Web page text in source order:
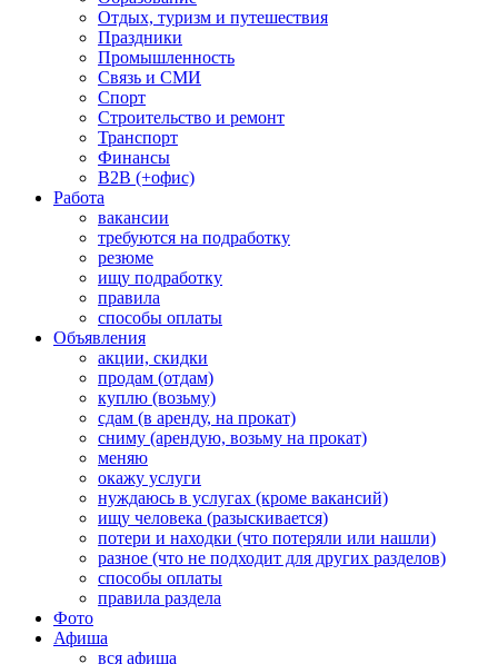
Отдых, туризм и путешествия
Праздники
Промышленность
Связь и СМИ
Спорт
Строительство и ремонт
Транспорт
Финансы
B2B (+офис)
Работа
вакансии
требуются на подработку
резюме
ищу подработку
правила
способы оплаты
Объявления
акции, скидки
продам (отдам)
куплю (возьму)
сдам (в аренду, на прокат)
сниму (арендую, возьму на прокат)
меняю
окажу услуги
нуждаюсь в услугах (кроме вакансий)
ищу человека (разыскивается)
потери и находки (что потеряли или нашли)
разное (что не подходит для других разделов)
способы оплаты
правила раздела
Фото
Афиша
вся афиша